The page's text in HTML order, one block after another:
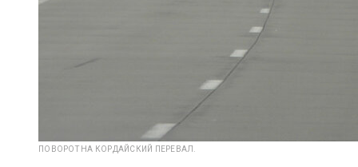
ПОВОРОТ НА КОРДАЙСКИЙ ПЕРЕВАЛ.